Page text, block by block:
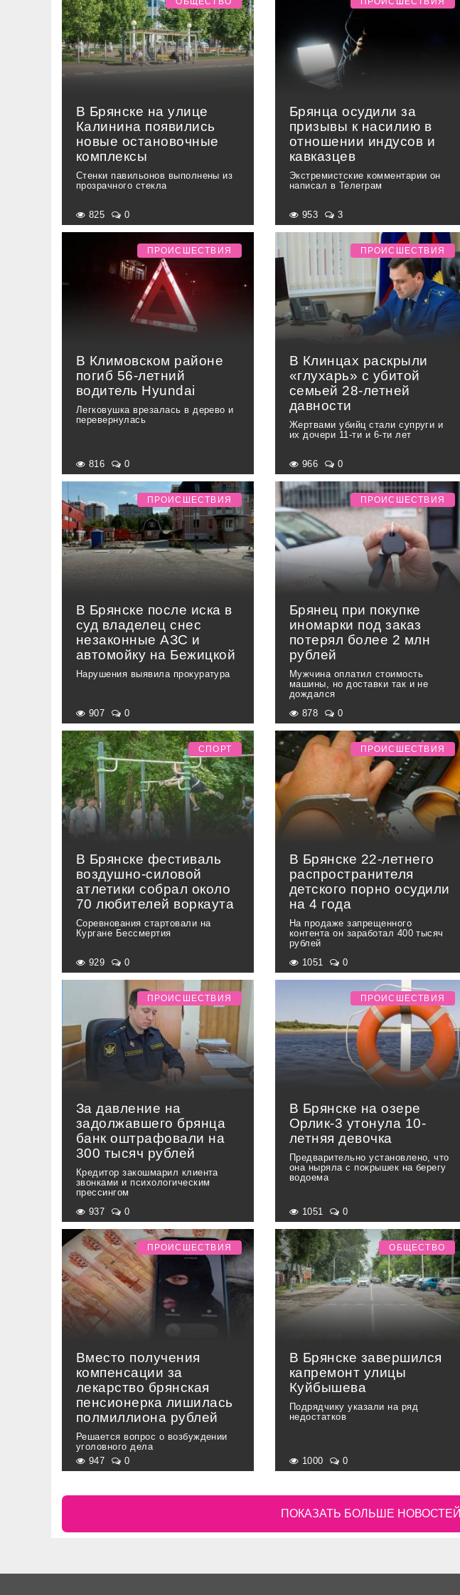
В Брянске на улице
Калинина появились
новые остановочные
комплексы
Стенки павильонов выполнены из
прозрачного стекла
825 0
Брянца осудили за
призывы к насилию в
отношении индусов и
кавказцев
Экстремистские комментарии он
написал в Телеграм
953 3
В Климовском районе
погиб 56-летний
водитель Hyundai
Легковушка врезалась в дерево и
перевернулась
ПРОИСШЕСТВИЯ
816 0
В Клинцах раскрыли
«глухарь» с убитой
семьей 28-летней
давности
Жертвами убийц стали супруги и
их дочери 11-ти и 6-ти лет
ПРОИСШЕСТВИЯ
966 0
В Брянске после иска в
суд владелец снес
незаконные АЗС и
автомойку на Бежицкой
Нарушения выявила прокуратура
ПРОИСШЕСТВИЯ
907 0
Брянец при покупке
иномарки под заказ
потерял более 2 млн
рублей
Мужчина оплатил стоимость
машины, но доставки так и не
дождался
ПРОИСШЕСТВИЯ
878 0
В Брянске фестиваль
воздушно-силовой
атлетики собрал около
70 любителей воркаута
Соревнования стартовали на
Кургане Бессмертия
СПОРТ
929 0
В Брянске 22-летнего
распространителя
детского порно осудили
на 4 года
На продаже запрещенного
контента он заработал 400 тысяч
рублей
ПРОИСШЕСТВИЯ
1051 0
За давление на
задолжавшего брянца
банк оштрафовали на
300 тысяч рублей
Кредитор закошмарил клиента
звонками и психологическим
прессингом
ПРОИСШЕСТВИЯ
937 0
В Брянске на озере
Орлик-3 утонула 10-
летняя девочка
Предварительно установлено, что
она ныряла с покрышек на берегу
водоема
ПРОИСШЕСТВИЯ
1051 0
Вместо получения
компенсации за
лекарство брянская
пенсионерка лишилась
полмиллиона рублей
Решается вопрос о возбуждении
уголовного дела
ПРОИСШЕСТВИЯ
947 0
В Брянске завершился
капремонт улицы
Куйбышева
Подрядчику указали на ряд
недостатков
ОБЩЕСТВО
1000 0
ПОКАЗАТЬ БОЛЬШЕ НОВОСТЕЙ